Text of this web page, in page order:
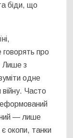
біди, що
говорять про
Лише з
одне
війну. Часто
— лише
окопи, танки